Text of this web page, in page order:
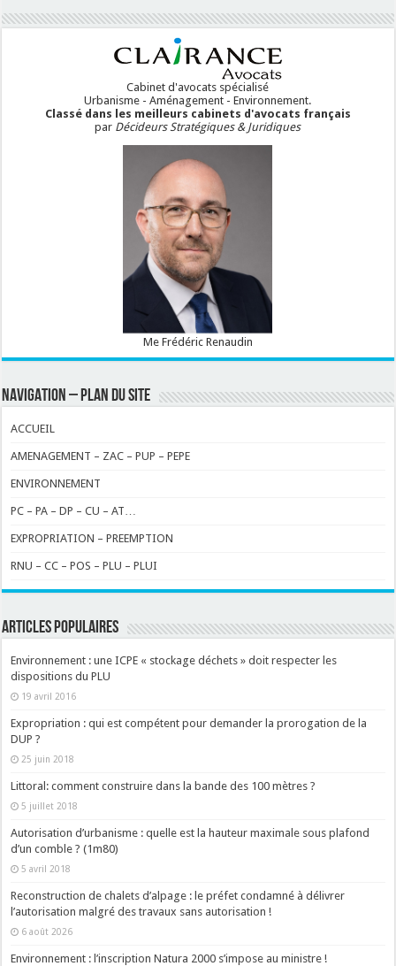
Cabinet d'avocats spécialisé
Urbanisme - Aménagement - Environnement.
Classé dans les meilleurs cabinets d'avocats français
par Décideurs Stratégiques & Juridiques
Me Frédéric Renaudin
NAVIGATION – PLAN DU SITE
ACCUEIL
AMENAGEMENT – ZAC – PUP – PEPE
ENVIRONNEMENT
PC – PA – DP – CU – AT…
EXPROPRIATION – PREEMPTION
RNU – CC – POS – PLU – PLUI
ARTICLES POPULAIRES
Environnement : une ICPE « stockage déchets » doit respecter les
dispositions du PLU
19 avril 2016
Expropriation : qui est compétent pour demander la prorogation de la
DUP ?
25 juin 2018
Littoral: comment construire dans la bande des 100 mètres ?
5 juillet 2018
Autorisation d’urbanisme : quelle est la hauteur maximale sous plafond
d’un comble ? (1m80)
5 avril 2018
Reconstruction de chalets d’alpage : le préfet condamné à délivrer
l’autorisation malgré des travaux sans autorisation !
6 août 2026
Environnement : l’inscription Natura 2000 s’impose au ministre !